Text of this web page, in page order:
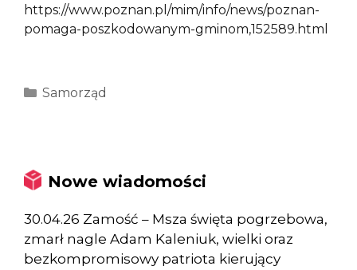
https://www.poznan.pl/mim/info/news/poznan-
pomaga-poszkodowanym-gminom,152589.html
Kategorie
Samorząd
Nowe wiadomości
30.04.26 Zamość – Msza święta pogrzebowa,
zmarł nagle Adam Kaleniuk, wielki oraz
bezkompromisowy patriota kierujący